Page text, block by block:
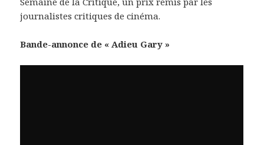
journalistes critiques de cinéma.
Bande-annonce de « Adieu Gary »